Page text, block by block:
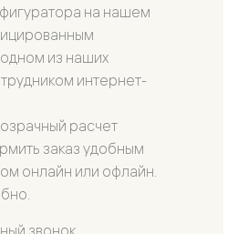
на нашем
из наших
интернет-
расчет
заказ удобным
онлайн или офлайн.